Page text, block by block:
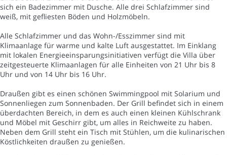
sich ein Badezimmer mit Dusche. Alle drei Schlafzimmer sind
weiß, mit gefliesten Böden und Holzmöbeln.
Alle Schlafzimmer und das Wohn-/Esszimmer sind mit
Klimaanlage für warme und kalte Luft ausgestattet. Im Einklang
mit lokalen Energieeinsparungsinitiativen verfügt die Villa über
zeitgesteuerte Klimaanlagen für alle Einheiten von 21 Uhr bis 8
Uhr und von 14 Uhr bis 16 Uhr.
Draußen gibt es einen schönen Swimmingpool mit Solarium und
Sonnenliegen zum Sonnenbaden. Der Grill befindet sich in einem
überdachten Bereich, in dem es auch einen kleinen Kühlschrank
und Möbel mit Geschirr gibt, um alles in Reichweite zu haben.
Neben dem Grill steht ein Tisch mit Stühlen, um die kulinarischen
Köstlichkeiten draußen zu genießen.